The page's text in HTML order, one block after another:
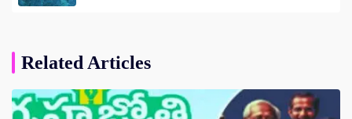
Related Articles